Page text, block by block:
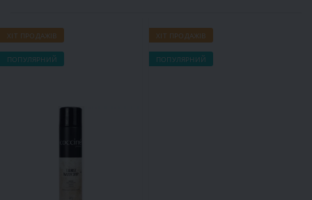
ХІТ ПРОДАЖІВ
ПОПУЛЯРНИЙ
ХІТ ПРОДАЖІВ
ПОПУЛЯРНИЙ